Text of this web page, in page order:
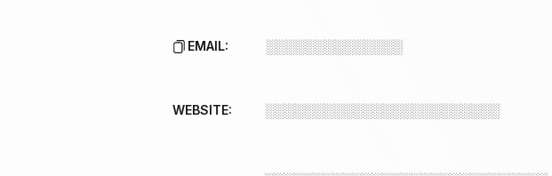
EMAIL: ░░░░░░░░░░░░░░
WEBSITE: ░░░░░░░░░░░░░░░░░░░░░░░░